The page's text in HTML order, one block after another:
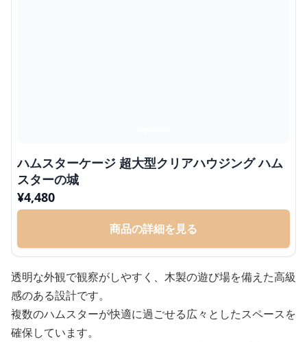
ハムスターケージ 超大型クリアハウジング ハム
スターの城
¥4,480
商品の詳細を見る
透明な外観で観察がしやすく、木製の遊び場を備えた高級
感のある設計です。
複数のハムスターが快適に過ごせる広々としたスペースを
確保しています。